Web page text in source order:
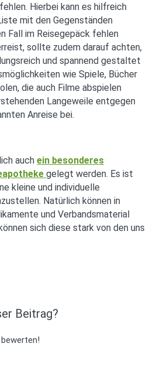
Hierbei kann es hilfreich
mit den Gegenständen
Fall im Reisegepäck fehlen
sollte zudem darauf achten,
und spannend gestaltet
wie Spiele, Bücher
die auch Filme abspielen
Langeweile entgegen
Anreise bei.
auch ein besonderes
gelegt werden. Es ist
kleine und individuelle
Natürlich können in
und Verbandsmaterial
sich diese stark von den uns
Beitrag?